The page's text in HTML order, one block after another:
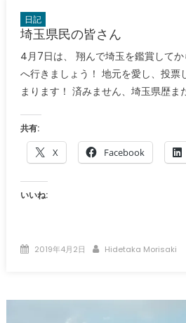
日記
埼玉県民の皆さん
4月7日は、 翔んで埼玉を鑑賞して
へ行きましょう！ 地元を愛し、投票
まります！ 済みません、埼玉県歴ま
共有:
X Facebook
いいね:
Posted
2019年4月2日 Author
Hidetaka Morisaki